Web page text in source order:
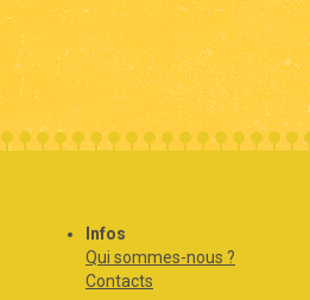
Infos
Qui sommes-nous ?
Contacts